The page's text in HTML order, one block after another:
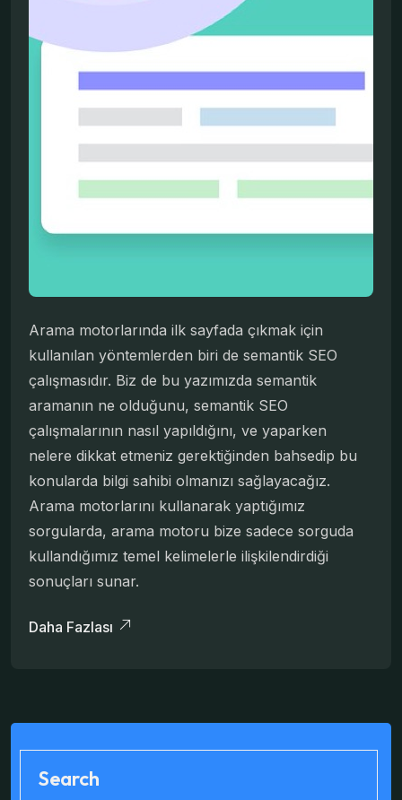
Arama motorlarında ilk sayfada çıkmak için
kullanılan yöntemlerden biri de semantik SEO
çalışmasıdır. Biz de bu yazımızda semantik
aramanın ne olduğunu, semantik SEO
çalışmalarının nasıl yapıldığını, ve yaparken
nelere dikkat etmeniz gerektiğinden bahsedip bu
konularda bilgi sahibi olmanızı sağlayacağız.
Arama motorlarını kullanarak yaptığımız
sorgularda, arama motoru bize sadece sorguda
kullandığımız temel kelimelerle ilişkilendirdiği
sonuçları sunar.
Daha Fazlası
Search